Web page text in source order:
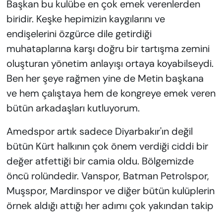
Başkan bu kulübe en çok emek verenlerden
biridir. Keşke hepimizin kaygılarını ve
endişelerini özgürce dile getirdiği
muhataplarına karşı doğru bir tartışma zemini
oluşturan yönetim anlayışı ortaya koyabilseydi.
Ben her şeye rağmen yine de Metin başkana
ve hem çalıştaya hem de kongreye emek veren
bütün arkadaşları kutluyorum.
Amedspor artık sadece Diyarbakır'ın değil
bütün Kürt halkının çok önem verdiği ciddi bir
değer atfettiği bir camia oldu. Bölgemizde
öncü rolündedir. Vanspor, Batman Petrolspor,
Muşspor, Mardinspor ve diğer bütün kulüplerin
örnek aldığı attığı her adımı çok yakından takip